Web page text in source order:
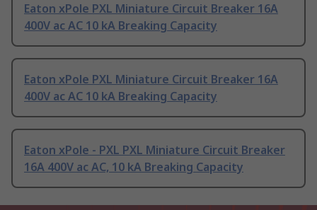
Eaton xPole PXL Miniature Circuit Breaker 16A
400V ac AC 10 kA Breaking Capacity
Eaton xPole PXL Miniature Circuit Breaker 16A
400V ac AC 10 kA Breaking Capacity
Eaton xPole - PXL PXL Miniature Circuit Breaker
16A 400V ac AC, 10 kA Breaking Capacity